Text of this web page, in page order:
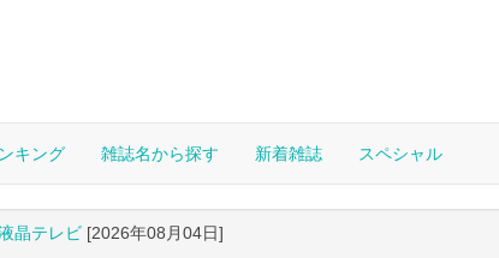
キング 雑誌名から探す 新着雑誌 スペシャル
晶テレビ [2026年08月04日]